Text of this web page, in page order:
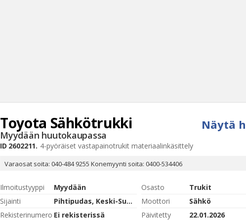
Näytä
Toyota Sähkötrukki
Myydään huutokaupassa
ID 2602211. 4-pyöräiset vastapainotrukit materiaalinkäsittely
Varaosat soita: 040-484 9255 Konemyynti soita: 0400-534406
Ilmoitustyyppi Myydään Osasto
Trukit
Sijainti
Pihtipudas, Keski-Suomi Moottori
Sähkö
Rekisterinumero Ei rekisterissä Päivitetty 22.01.2026